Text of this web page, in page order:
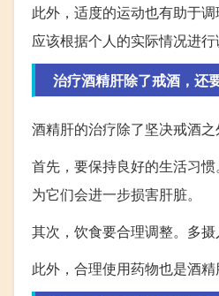
此外，适度的运动也有助于
应该根据个人的实际情况进行
治疗酒精肝除了戒酒，还
酒精肝的治疗除了坚决戒酒
首先，要保持良好的生活习
为它们会进一步损害肝脏。
其次，饮食要合理调整。多
此外，合理使用药物也是酒